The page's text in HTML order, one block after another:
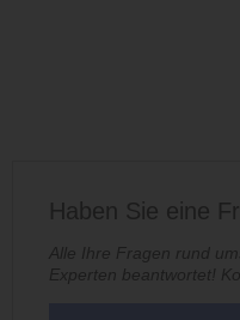
Haben Sie eine
Alle Ihre Fragen rund
Experten beantwortet!